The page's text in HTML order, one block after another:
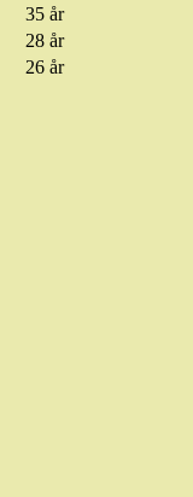
35 år
28 år
26 år